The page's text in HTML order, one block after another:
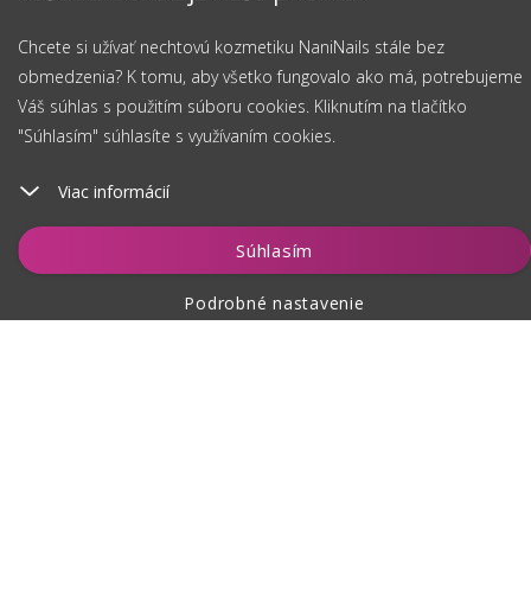
Chcete si užívať nechtovú kozmetiku NaniNails stále bez
obmedzenia? K tomu, aby všetko fungovalo ako má, potrebujeme
Váš súhlas s použitím súboru cookies. Kliknutím na tlačítko
"Súhlasím" súhlasíte s využívaním cookies.
Viac informácií
Súhlasím
Podrobné nastavenie
Vložiť do košíka